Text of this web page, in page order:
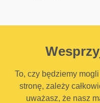
To, czy będziemy
stronę, zależy
uważasz, że nasz